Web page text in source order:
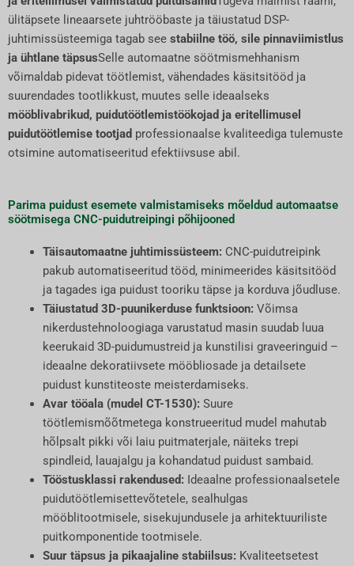
ülitäpsete lineaarsete juhtrööbaste ja täiustatud DSP-
juhtimissüsteemiga tagab see stabiilne töö, sile pinnaviimistlus
ja ühtlane täpsusSelle automaatne söötmismehhanism
võimaldab pidevat töötlemist, vähendades käsitsitööd ja
suurendades tootlikkust, muutes selle ideaalseks
mööblivabrikud, puidutöötlemistöökojad ja eritellimusel
puidutöötlemise tootjad professionaalse kvaliteediga tulemuste
otsimine automatiseeritud efektiivsuse abil.
Parima puidust esemete valmistamiseks mõeldud automaatse
söötmisega CNC-puidutreipingi põhijooned
Täisautomaatne juhtimissüsteem:CNC-puidutreipink
pakub automatiseeritud tööd, minimeerides käsitsitööd
ja tagades iga puidust tooriku täpse ja korduva jõudluse.
Täiustatud 3D-puunikerduse funktsioon:Võimsa
nikerdustehnoloogiaga varustatud masin suudab luua
keerukaid 3D-puidumustreid ja kunstilisi graveeringuid –
ideaalne dekoratiivsete mööbliosade ja detailsete
puidust kunstiteoste meisterdamiseks.
Avar tööala (mudel CT-1530):Suure
töötlemismõõtmetega konstrueeritud mudel mahutab
hõlpsalt pikki või laiu puitmaterjale, näiteks trepi
spindleid, lauajalgu ja kohandatud puidust sambaid.
Tööstusklassi rakendused:Ideaalne professionaalsetele
puidutöötlemisettevõtetele, sealhulgas
mööblitootmisele, sisekujundusele ja arhitektuuriliste
puitkomponentide tootmisele.
Suur täpsus ja pikaajaline stabiilsus:Kvaliteetsetest